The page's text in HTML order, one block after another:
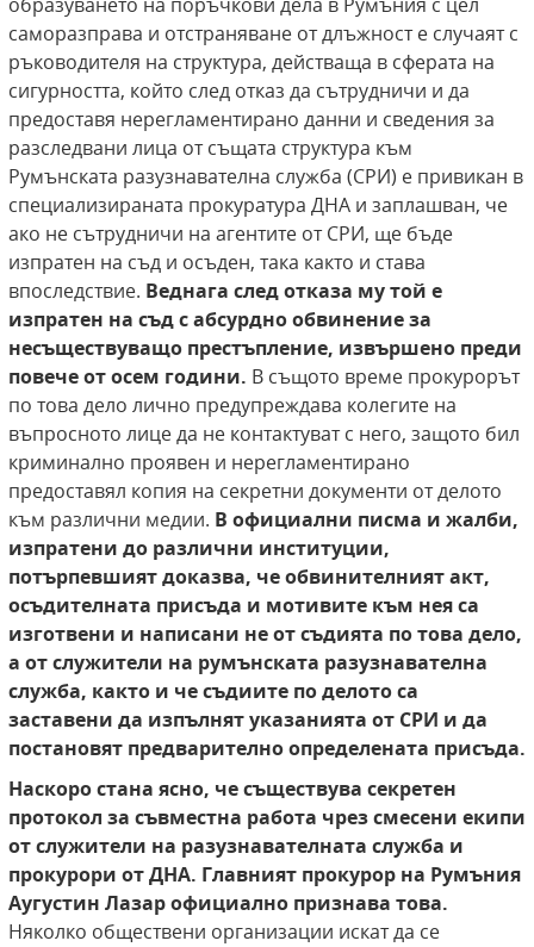
образуването на поръчкови дела в Румъния с цел
саморазправа и отстраняване от длъжност е случаят с
ръководителя на структура, действаща в сферата на
сигурността, който след отказ да сътрудничи и да
предоставя нерегламентирано данни и сведения за
разследвани лица от същата структура към
Румънската разузнавателна служба (СРИ) е привикан в
специализираната прокуратура ДНА и заплашван, че
ако не сътрудничи на агентите от СРИ, ще бъде
изпратен на съд и осъден, така както и става
впоследствие. Веднага след отказа му той е
изпратен на съд с абсурдно обвинение за
несъществуващо престъпление, извършено преди
повече от осем години. В същото време прокурорът
по това дело лично предупреждава колегите на
въпросното лице да не контактуват с него, защото бил
криминално проявен и нерегламентирано
предоставял копия на секретни документи от делото
към различни медии. В официални писма и жалби,
изпратени до различни институции,
потърпевшият доказва, че обвинителниятакт,
осъдителната присъда и мотивите към нея са
изготвени и написани не отсъдията по това дело,
а от служители на румънската разузнавателна
служба, както и че съдиите по делото са
заставени да изпълнят указанията от СРИ и да
постановят предварително определената присъда.
Наскоро стана ясно, че съществува секретен
протокол за съвместна работа чрез смесени екипи
от служители на разузнавателната служба и
прокурори отДНА. Главният прокурор на Румъния
Аугустин Лазар официално признава това.
Няколко обществени организации искат да се